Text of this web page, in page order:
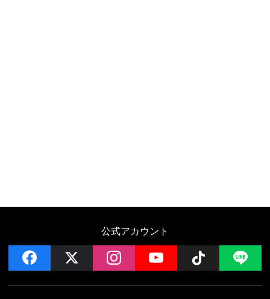
公式アカウント
facebook instagramYouTube Follow